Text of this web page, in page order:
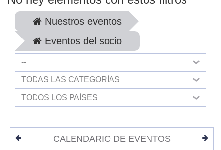
Nuestros eventos
Eventos del socio
--
TODAS LAS CATEGORÍAS
TODOS LOS PAÍSES
CALENDARIO DE EVENTOS